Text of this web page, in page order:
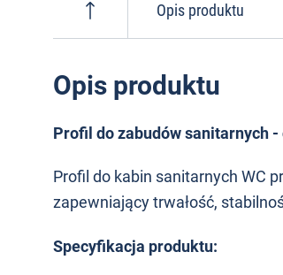
Opis produktu
Opis produktu
Profil do zabudów sanitarnych -
Profil do kabin sanitarnych WC
zapewniający trwałość,
Specyfikacja produktu: